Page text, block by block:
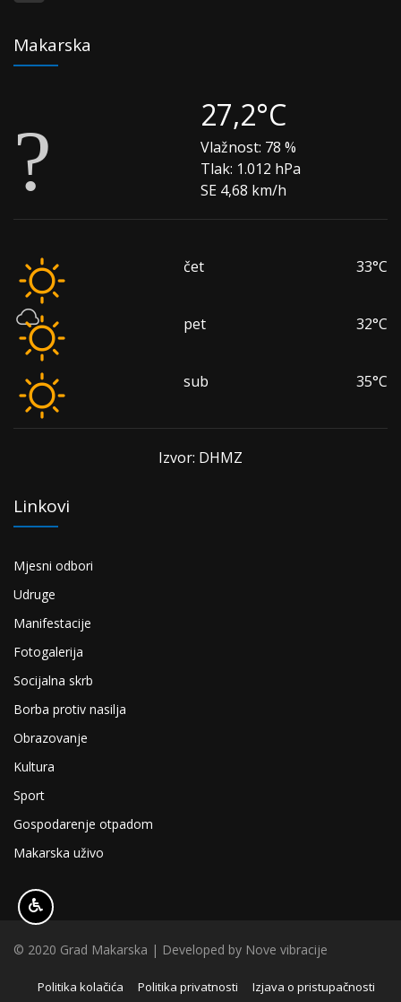
Makarska
27,2°C
Vlažnost: 78 %
Tlak: 1.012 hPa
SE 4,68 km/h
čet 33°C
pet 32°C
sub 35°C
Izvor: DHMZ
Linkovi
Mjesni odbori
Udruge
Manifestacije
Fotogalerija
Socijalna skrb
Borba protiv nasilja
Obrazovanje
Kultura
Sport
Gospodarenje otpadom
Makarska uživo
© 2020 Grad Makarska | Developed by Nove vibracije
Politika kolačića Politika privatnosti Izjava o pristupačnosti